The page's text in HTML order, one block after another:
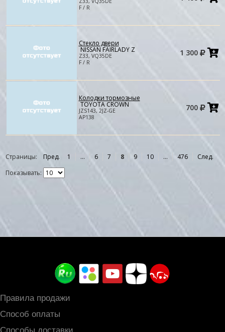
F / R
Стекло двери
NISSAN FAIRLADY Z
Z33, VQ35DE
F / R
1 300
Колодки тормозные
TOYOTA CROWN
JZS143, 2JZ-GE
AP138
700
Страницы: Пред. 1 ... 6 7 8 9 10 ... 476
След.
Показывать:
Правила продажи
Способ оплаты